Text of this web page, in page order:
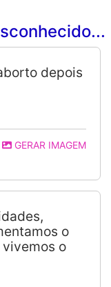
depois
GERAR IMAGEM
o
o